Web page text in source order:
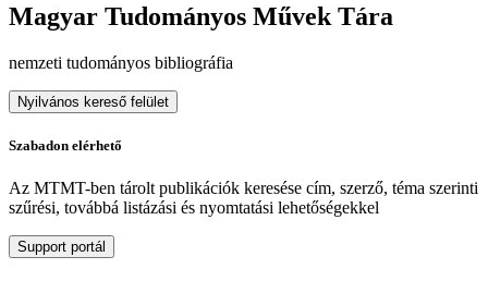
Magyar Tudományos Művek Tára
nemzeti tudományos bibliográfia
Nyilvános kereső felület
Szabadon elérhető
Az MTMT-ben tárolt publikációk keresése cím, szerző, téma szerinti
szűrési, továbbá listázási és nyomtatási lehetőségekkel
Support portál